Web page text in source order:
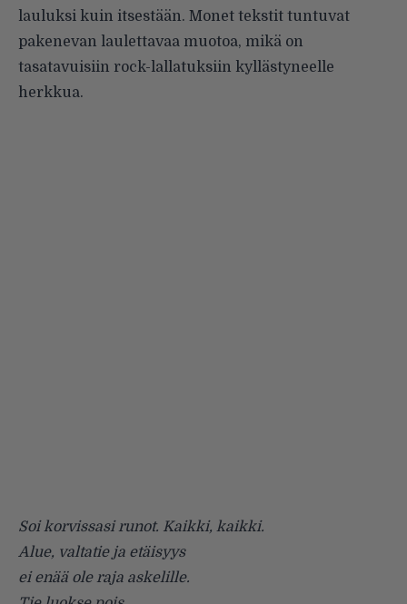
lauluksi kuin itsestään. Monet tekstit tuntuvat
pakenevan laulettavaa muotoa, mikä on
tasatavuisiin rock-lallatuksiin kyllästyneelle
herkkua.
Soi korvissasi runot. Kaikki, kaikki.
Alue, valtatie ja etäisyys
ei enää ole raja askelille.